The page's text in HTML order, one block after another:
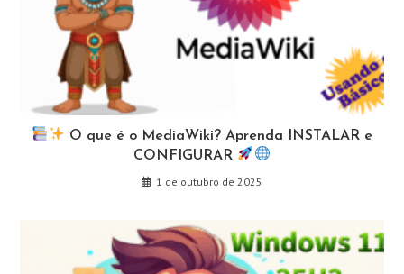
O que é o MediaWiki? Aprenda INSTALAR e
CONFIGURAR
1 de outubro de 2025